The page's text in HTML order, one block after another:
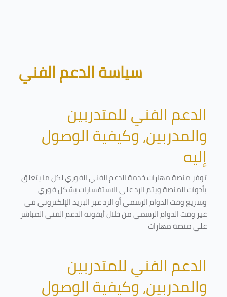
Blocks
سياسة الدعم الفني
الدعم الفني للمتدربين
والمدربين، وكيفية الوصول
إليه
توفر منصة مهارات خدمة الدعم الفني الفوري لكل ما يتعلق
بأدوات المنصة ويتم الرد على الاستفسارات بشكل فوري
وسريع وقت الدوام الرسمي أو الرد عبر البريد الإلكتروني في
غير وقت الدوام الرسمي من خلال أيقونة الدعم الفني المباشر
على منصة مهارات
الدعم الفني للمتدربين
والمدربين، وكيفية الوصول